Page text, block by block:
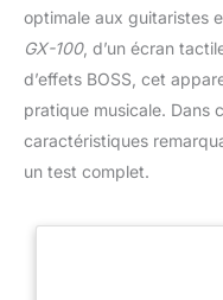
optimale aux guitaristes
GX-100, d’un écran
d’effets BOSS, cet
pratique musicale. Dans
caractéristiques
un test complet.